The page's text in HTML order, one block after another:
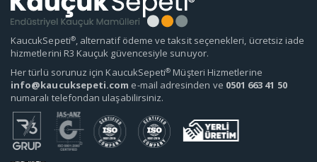
KaucukSepeti®, alternatif ödeme ve taksit seçenekleri, ücretsiz iade
hizmetlerini R3 Kauçuk güvencesiyle sunuyor.
Her türlü sorunuz için KaucukSepeti® Müşteri Hizmetlerine
info@kaucuksepeti.com e-mail adresinden ve 0501 663 41 50
numaralı telefondan ulaşabilirsiniz.